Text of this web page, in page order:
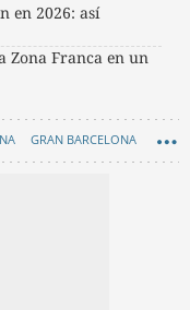
en 2026: así
Zona Franca en un
GRAN BARCELONA